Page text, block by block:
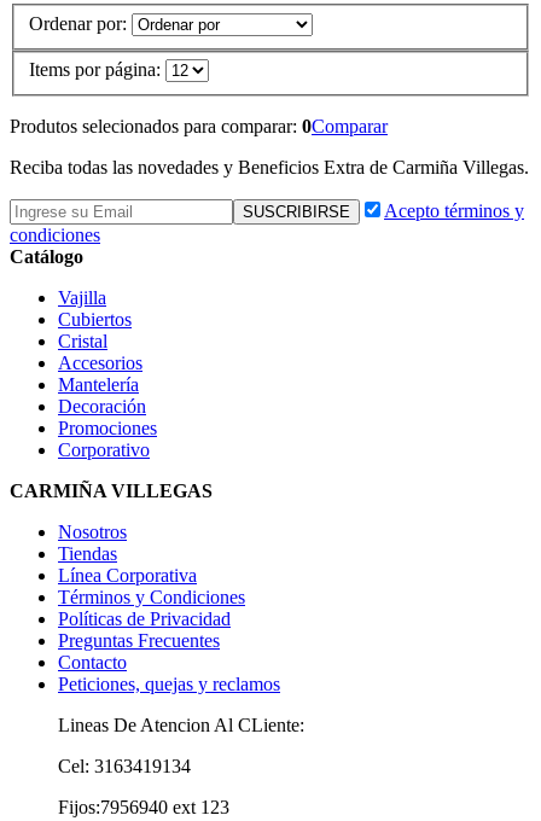
Ordenar por:
Items por página:
Produtos selecionados para comparar: 0Comparar
Reciba todas las novedades y Beneficios Extra de Carmiña Villegas.
Acepto términos y
condiciones
Catálogo
Vajilla
Cubiertos
Cristal
Accesorios
Mantelería
Decoración
Promociones
Corporativo
CARMIÑA VILLEGAS
Nosotros
Tiendas
Línea Corporativa
Términos y Condiciones
Políticas de Privacidad
Preguntas Frecuentes
Contacto
Peticiones, quejas y reclamos
Lineas De Atencion Al CLiente:
Cel: 3163419134
Fijos:7956940 ext 123